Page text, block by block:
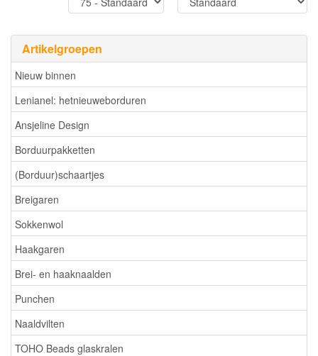
Artikelgroepen
Nieuw binnen
Lenianel: hetnieuweborduren
Ansjeline Design
Borduurpakketten
(Borduur)schaartjes
Breigaren
Sokkenwol
Haakgaren
Brei- en haaknaalden
Punchen
Naaldvilten
TOHO Beads glaskralen